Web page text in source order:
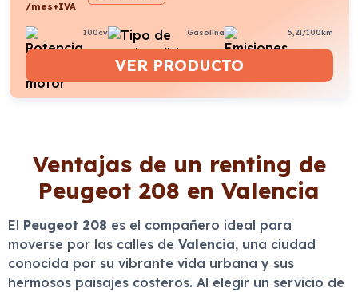
/mes+IVA
100cv Gasolina 5,2l/100km
VER PRODUCTO
Ventajas de un renting de
Peugeot 208 en Valencia
El Peugeot 208 es el compañero ideal para
moverse por las calles de Valencia, una ciudad
conocida por su vibrante vida urbana y sus
hermosos paisajes costeros. Al elegir un servicio de